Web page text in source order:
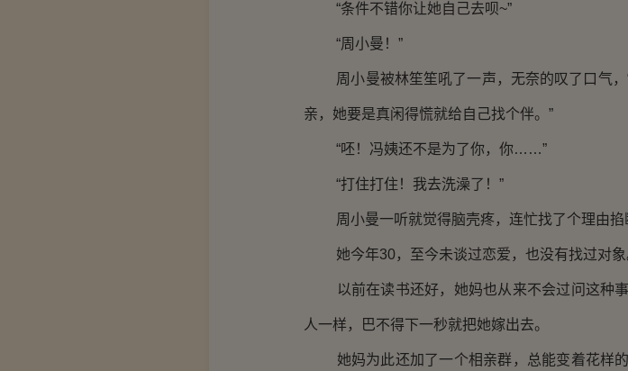
“条件不错你让她自己去呗~”
“周小曼！”
周小曼被林笙笙吼了一声，无奈的叹了口气，
亲，她要是真闲得慌就给自己找个伴。”
“呸！冯姨还不是为了你，你……”
“打住打住！我去洗澡了！”
周小曼一听就觉得脑壳疼，连忙找了个理由掐
她今年30，至今未谈过恋爱，也没有找过对象
以前在读书还好，她妈也从来不会过问这种事
人一样，巴不得下一秒就把她嫁出去。
她妈为此还加了一个相亲群，总能变着花样的